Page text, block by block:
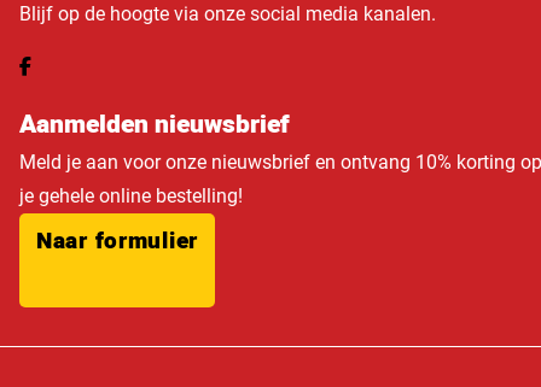
Blijf op de hoogte via onze social media kanalen.
Aanmelden nieuwsbrief
Meld je aan voor onze nieuwsbrief en ontvang 10% korting op
je gehele online bestelling!
Naar formulier